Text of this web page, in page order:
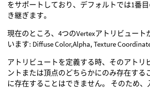
をサポートしており、デフォルトでは1番
き継ぎます。
現在のところ、4つのVertexアトリビュート
います: Diffuse Color,Alpha, Texture
アトリビュートを定義する時、そのアトリ
ントまたは頂点のどちらかにのみ存在する
に存在することはできません。 そのため、